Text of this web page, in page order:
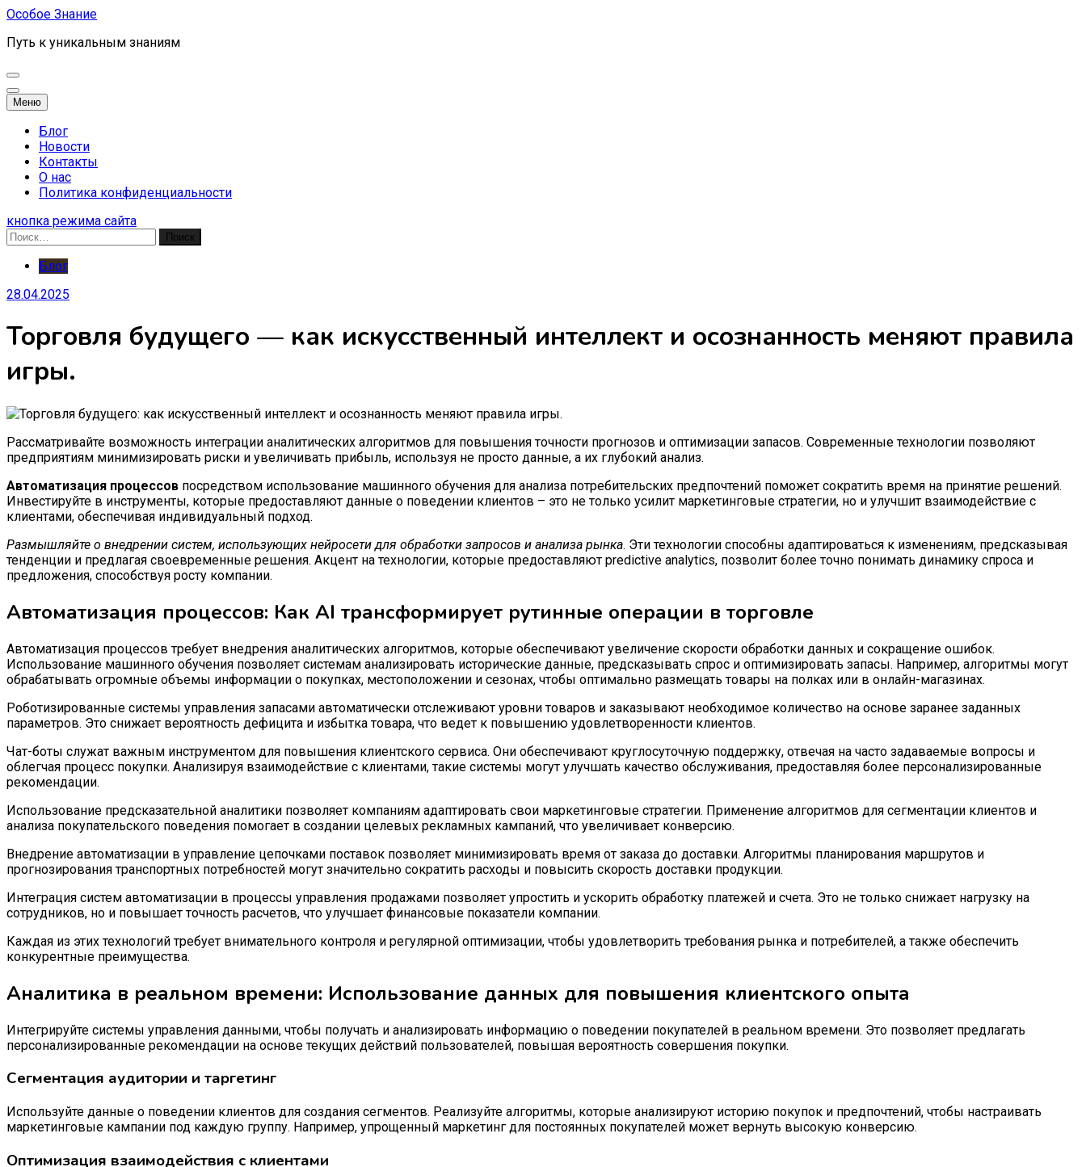
Перейти
содержимому
Особое Знание
Путь к уникальным знаниям
Меню
Блог
Новости
Контакты
О нас
Политика конфиденциальности
кнопка режима сайта
Найти:
Блог
28.04.2025
Торговля будущего — как искусственный интеллект и осознанность меняют правила
игры.
Рассматривайте возможность интеграции аналитических алгоритмов для повышения точности прогнозов и оптимизации запасов. Современные технологии позволяют
предприятиям минимизировать риски и увеличивать прибыль, используя не просто данные, а их глубокий анализ.
Автоматизация процессов посредством использование машинного обучения для анализа потребительских предпочтений поможет сократить время на принятие решений.
Инвестируйте в инструменты, которые предоставляют данные о поведении клиентов – это не только усилит маркетинговые стратегии, но и улучшит взаимодействие с
клиентами, обеспечивая индивидуальный подход.
Размышляйте о внедрении систем, использующих нейросети для обработки запросов и анализа рынка. Эти технологии способны адаптироваться к изменениям, предсказывая
тенденции и предлагая своевременные решения. Акцент на технологии, которые предоставляют predictive analytics, позволит более точно понимать динамику спроса и
предложения, способствуя росту компании.
Автоматизация процессов: Как AI трансформирует рутинные операции в торговле
Автоматизация процессов требует внедрения аналитических алгоритмов, которые обеспечивают увеличение скорости обработки данных и сокращение ошибок.
Использование машинного обучения позволяет системам анализировать исторические данные, предсказывать спрос и оптимизировать запасы. Например, алгоритмы могут
обрабатывать огромные объемы информации о покупках, местоположении и сезонах, чтобы оптимально размещать товары на полках или в онлайн-магазинах.
Роботизированные системы управления запасами автоматически отслеживают уровни товаров и заказывают необходимое количество на основе заранее заданных
параметров. Это снижает вероятность дефицита и избытка товара, что ведет к повышению удовлетворенности клиентов.
Чат-боты служат важным инструментом для повышения клиентского сервиса. Они обеспечивают круглосуточную поддержку, отвечая на часто задаваемые вопросы и
облегчая процесс покупки. Анализируя взаимодействие с клиентами, такие системы могут улучшать качество обслуживания, предоставляя более персонализированные
рекомендации.
Использование предсказательной аналитики позволяет компаниям адаптировать свои маркетинговые стратегии. Применение алгоритмов для сегментации клиентов и
анализа покупательского поведения помогает в создании целевых рекламных кампаний, что увеличивает конверсию.
Внедрение автоматизации в управление цепочками поставок позволяет минимизировать время от заказа до доставки. Алгоритмы планирования маршрутов и
прогнозирования транспортных потребностей могут значительно сократить расходы и повысить скорость доставки продукции.
Интеграция систем автоматизации в процессы управления продажами позволяет упростить и ускорить обработку платежей и счета. Это не только снижает нагрузку на
сотрудников, но и повышает точность расчетов, что улучшает финансовые показатели компании.
Каждая из этих технологий требует внимательного контроля и регулярной оптимизации, чтобы удовлетворить требования рынка и потребителей, а также обеспечить
конкурентные преимущества.
Аналитика в реальном времени: Использование данных для повышения клиентского опыта
Интегрируйте системы управления данными, чтобы получать и анализировать информацию о поведении покупателей в реальном времени. Это позволяет предлагать
персонализированные рекомендации на основе текущих действий пользователей, повышая вероятность совершения покупки.
Сегментация аудитории и таргетинг
Используйте данные о поведении клиентов для создания сегментов. Реализуйте алгоритмы, которые анализируют историю покупок и предпочтений, чтобы настраивать
маркетинговые кампании под каждую группу. Например, упрощенный маркетинг для постоянных покупателей может вернуть высокую конверсию.
Оптимизация взаимодействия с клиентами